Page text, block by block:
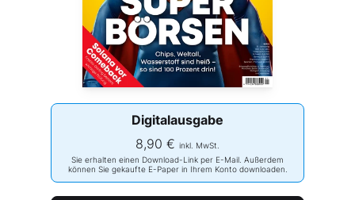
Digitalausgabe
8,90 € inkl. MwSt.
Sie erhalten einen Download-Link per E-Mail. Außerdem
können Sie gekaufte E-Paper in Ihrem Konto downloaden.